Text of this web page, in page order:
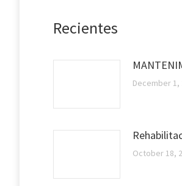
Recientes
December 1,
October 18,